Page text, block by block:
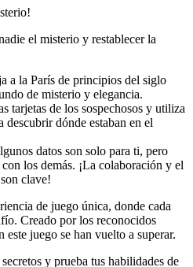
el misterio y restablecer la
a la París de principios del siglo
de misterio y elegancia.
tarjetas de los sospechosos y utiliza
descubrir dónde estaban en el
datos son solo para ti, pero
los demás. ¡La colaboración y el
clave!
de juego única, donde cada
Creado por los reconocidos
juego se han vuelto a superar.
y prueba tus habilidades de